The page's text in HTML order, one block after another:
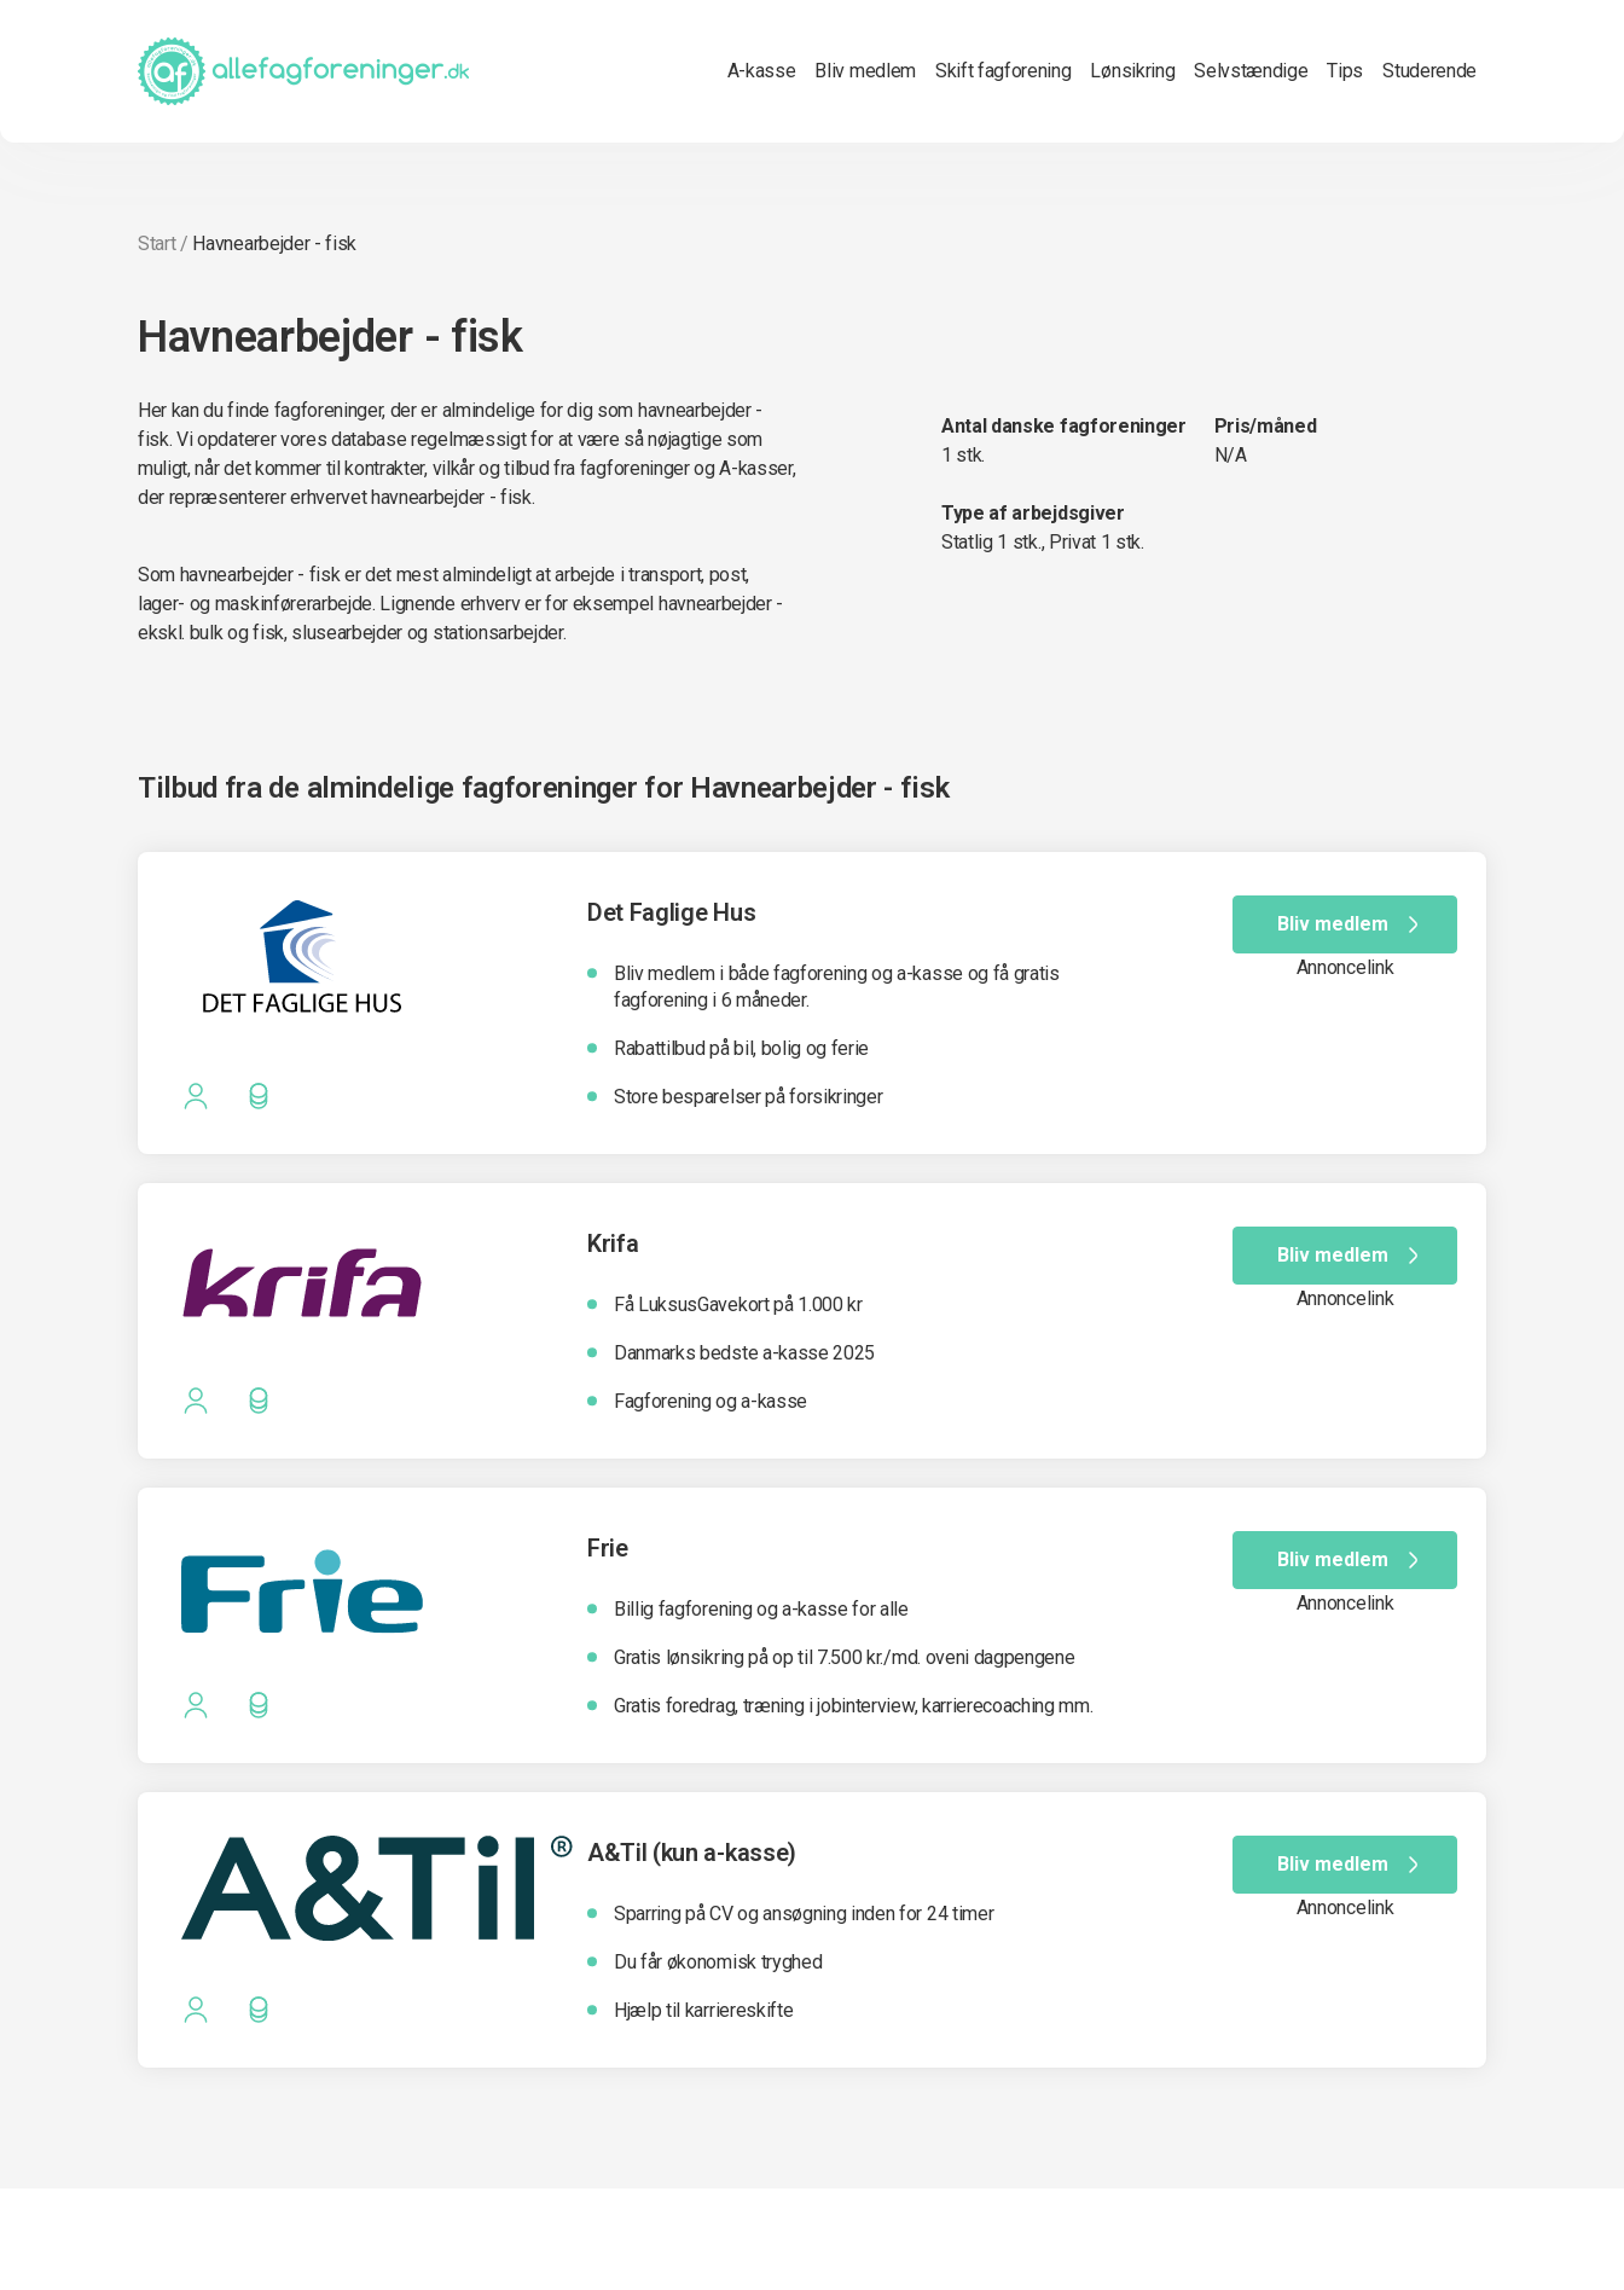
A-kasse Bliv medlem Skift fagforening Lønsikring Selvstændige Tips Studerende
Start/ Havnearbejder - fisk
Havnearbejder - fisk
Her kan du finde fagforeninger, der er almindelige for dig som havnearbejder -
fisk. Vi opdaterer vores database regelmæssigt for at være så nøjagtige som
muligt, når det kommer til kontrakter, vilkår og tilbud fra fagforeninger og A-kasser,
der repræsenterer erhvervet havnearbejder - fisk.
Som havnearbejder - fisk er det mest almindeligt at arbejde i transport, post,
lager- og maskinførerarbejde. Lignende erhverv er for eksempel havnearbejder -
ekskl. bulk og fisk, slusearbejder og stationsarbejder.
Antal danske fagforeninger
1 stk.
Pris/måned
N/A
Type af arbejdsgiver
Statlig 1 stk., Privat 1 stk.
Tilbud fra de almindelige fagforeninger for Havnearbejder - fisk
Det Faglige Hus
Bliv medlem i både fagforening og a-kasse og få gratis
fagforening i 6 måneder.
Rabattilbud på bil, bolig og ferie
Store besparelser på forsikringer
Bliv medlem
Annoncelink
Krifa
Få LuksusGavekort på 1.000 kr
Danmarks bedste a-kasse 2025
Fagforening og a-kasse
Bliv medlem
Annoncelink
Frie
Billig fagforening og a-kasse for alle
Gratis lønsikring på op til 7.500 kr./md. oveni dagpengene
Gratis foredrag, træning i jobinterview, karrierecoaching mm.
Bliv medlem
Annoncelink
A&Til (kun a-kasse)
Sparring på CV og ansøgning inden for 24 timer
Du får økonomisk tryghed
Hjælp til karriereskifte
Bliv medlem
Annoncelink